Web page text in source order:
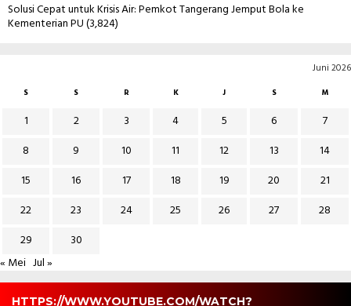
Solusi Cepat untuk Krisis Air: Pemkot Tangerang Jemput Bola ke
Kementerian PU(3,824)
Juni 2026
S S R K J S M
1 2 3 4 5 6
7
8
9 10 11 12 13
14
15
16 17 18 19 20
21
22
23 24 25 26 27
28
29
30
« Mei Jul »
HTTPS://WWW.YOUTUBE.COM/WATCH?